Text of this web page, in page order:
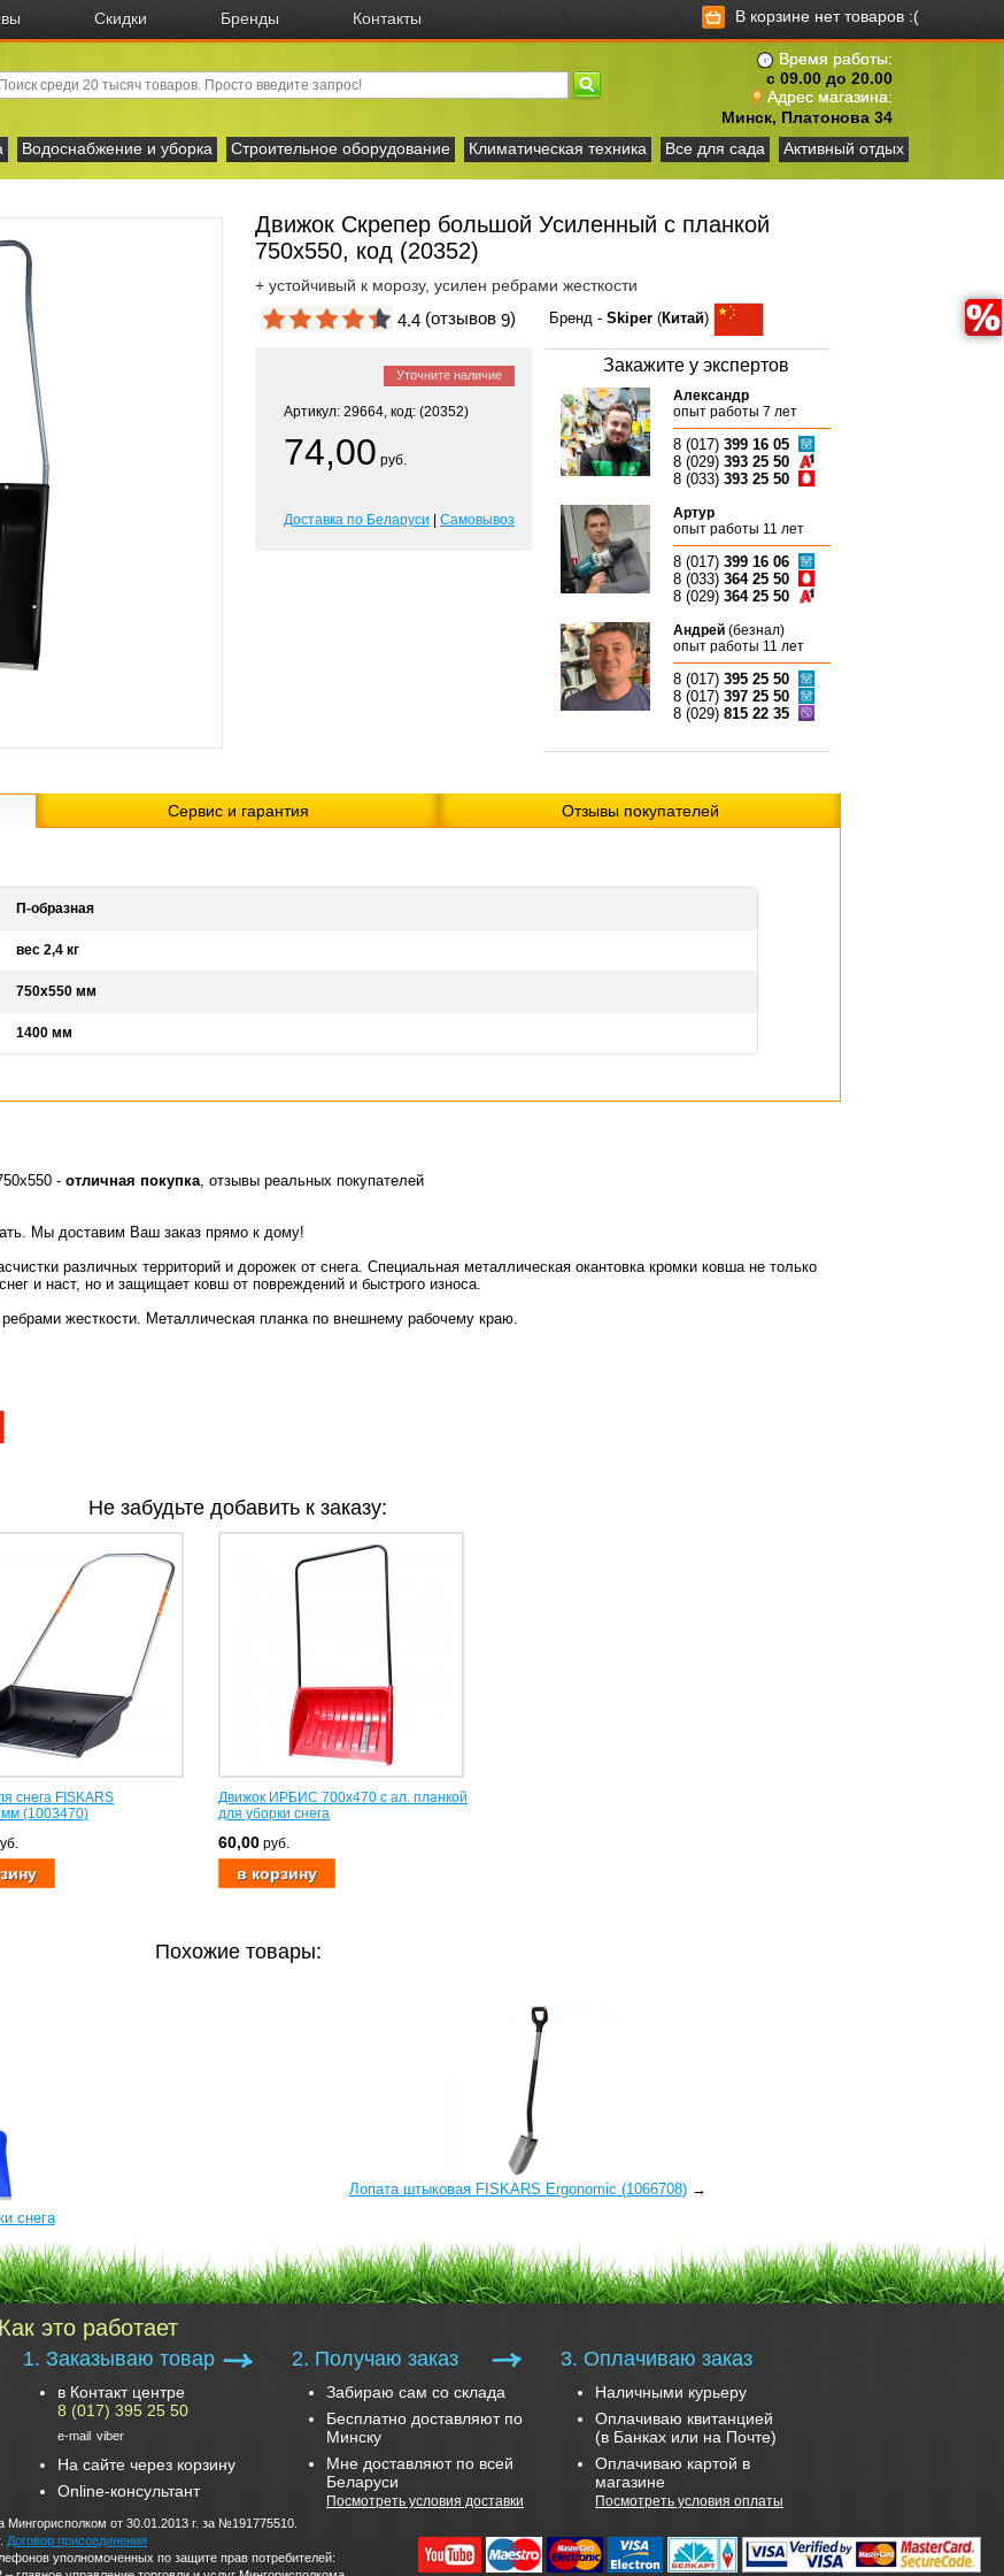
Скидки Бренды Контакты В корзине нет товаров :(
Время работы:
с 09.00 до 20.00
Адрес магазина:
Минск, Платонова 34
Водоснабжение и уборка Строительное оборудование Климатическая техника Все для сада Активный отдых
Движок Скрепер большой Усиленный с планкой
750х550, код (20352)
+ устойчивый к морозу, усилен ребрами жесткости
4.4 (отзывов 9)
Уточните наличие
Артикул: 29664, код: (20352)
74,00 руб.
Доставка по Беларуси Самовывоз
Бренд - Skiper (Китай)
Закажите у экспертов
Александр
опыт работы 7 лет
8 (017) 399 16 05
8 (029) 393 25 50
8 (033) 393 25 50
Артур
опыт работы 11 лет
8 (017) 399 16 06
8 (033) 364 25 50
8 (029) 364 25 50
Андрей (безнал)
опыт работы 11 лет
8 (017) 395 25 50
8 (017) 397 25 50
8 (029) 815 22 35
Сервис и гарантия Отзывы покупателей
П-образная
вес 2,4 кг
750х550 мм
1400 мм
- отличная покупка, отзывы реальных покупателей
Мы доставим Ваш заказ прямо к дому!
различных территорий и дорожек от снега. Специальная металлическая окантовка кромки ковша не только
и наст, но и защищает ковш от повреждений и быстрого износа.
жесткости. Металлическая планка по внешнему рабочему краю.
Не забудьте добавить к заказу:
снега FISKARS
(1003470)
Движок ИРБИС 700х470 с ал. планкой
для уборки снега
60,00 руб.
Похожие товары:
снега
Лопата штыковая FISKARS Ergonomic (1066708) →
Как это работает
1. Заказываю товар
в Контакт центре
8 (017) 395 25 50
e-mail viber
На сайте через корзину
Online-консультант
2. Получаю заказ
Забираю сам со склада
Бесплатно доставляют по
Минску
Мне доставляют по всей
Беларуси
Посмотреть условия доставки
3. Оплачиваю заказ
Наличными курьеру
Оплачиваю квитанцией
(в Банках или на Почте)
Оплачиваю картой в
магазине
Посмотреть условия оплаты
от 30.01.2013 г. за №191775510.
Договор присоединения
уполномоченных по защите прав потребителей: